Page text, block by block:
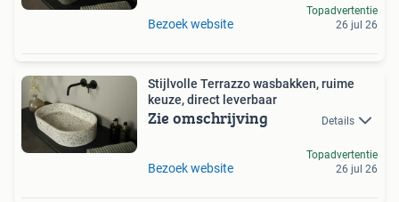
Bezoek website
Topadvertentie
26 jul 26
Stijlvolle Terrazzo wasbakken, ruime
keuze, direct leverbaar
Zie omschrijving Details
Bezoek website
Topadvertentie
26 jul 26